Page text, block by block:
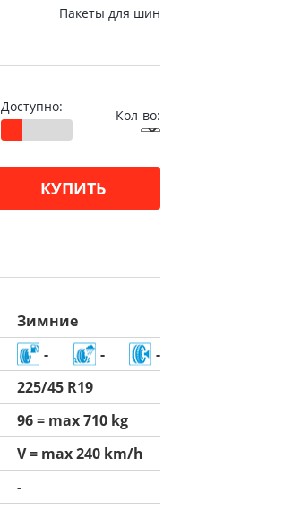
Пакеты для шин
Доступно:
Кол-во:
КУПИТЬ
Зимние
- -
-
225/45 R19
96 = max 710 kg
V = max 240 km/h
-